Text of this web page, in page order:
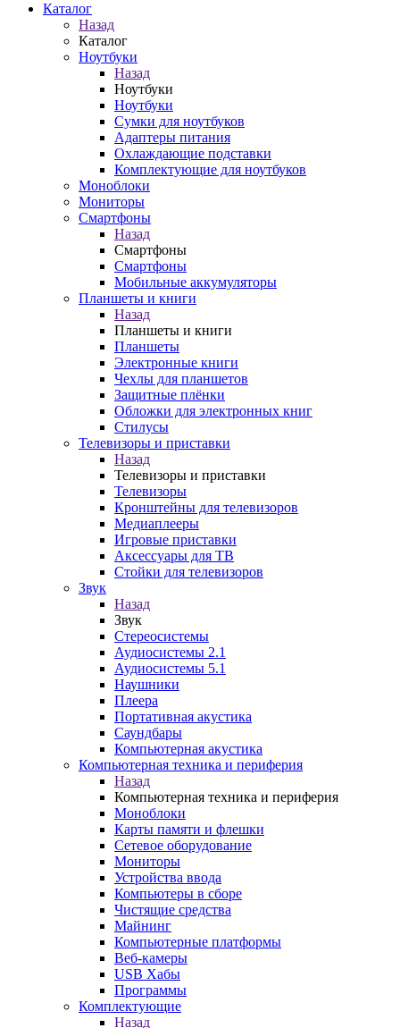
Каталог
Назад
Каталог
Ноутбуки
Назад
Ноутбуки
Ноутбуки
Сумки для ноутбуков
Адаптеры питания
Охлаждающие подставки
Комплектующие для ноутбуков
Моноблоки
Мониторы
Смартфоны
Назад
Смартфоны
Смартфоны
Мобильные аккумуляторы
Планшеты и книги
Назад
Планшеты и книги
Планшеты
Электронные книги
Чехлы для планшетов
Защитные плёнки
Обложки для электронных книг
Стилусы
Телевизоры и приставки
Назад
Телевизоры и приставки
Телевизоры
Кронштейны для телевизоров
Медиаплееры
Игровые приставки
Аксессуары для ТВ
Стойки для телевизоров
Звук
Назад
Звук
Стереосистемы
Аудиосистемы 2.1
Аудиосистемы 5.1
Наушники
Плеера
Портативная акустика
Саундбары
Компьютерная акустика
Компьютерная техника и периферия
Назад
Компьютерная техника и периферия
Моноблоки
Карты памяти и флешки
Сетевое оборудование
Мониторы
Устройства ввода
Компьютеры в сборе
Чистящие средства
Майнинг
Компьютерные платформы
Веб-камеры
USB Хабы
Программы
Комплектующие
Назад